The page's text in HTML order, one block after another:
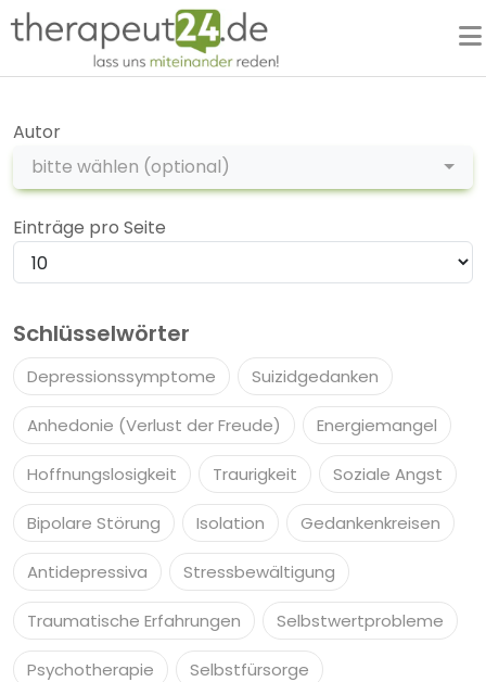
Hauptmenü
Blog
FAQ
SOS
jetzt anmelden!
login
Autor
bitte wählen (optional)
Einträge pro Seite
Schlüsselwörter
Depressionssymptome Suizidgedanken
Anhedonie (Verlust der Freude) Energiemangel
Hoffnungslosigkeit Traurigkeit Soziale Angst
Bipolare Störung Isolation Gedankenkreisen
Antidepressiva Stressbewältigung
Traumatische Erfahrungen Selbstwertprobleme
Psychotherapie Selbstfürsorge